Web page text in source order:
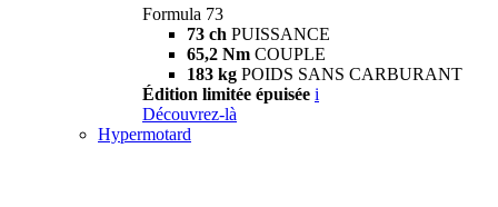
Formula 73
73 ch PUISSANCE
65,2 Nm COUPLE
183 kg POIDS SANS CARBURANT
Édition limitée épuisée i
Découvrez-là
Hypermotard